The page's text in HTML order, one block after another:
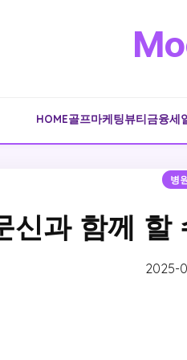
HOME골프마케팅뷰티금융세
병
신과 함께 할
2025-